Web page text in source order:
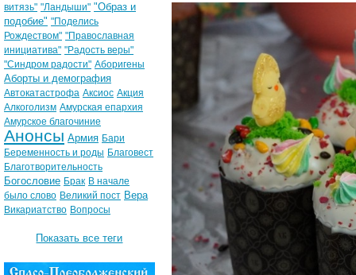
витязь" "Ландыши" "Образ и
подобие" "Поделись
Рождеством" "Православная
инициатива" "Радость веры"
"Синдром радости" Аборигены
Аборты и демография
Автокатастрофа Аксиос Акция
Алкоголизм Амурская епархия
Амурское благочиние
Анонсы Армия Бари
Беременность и роды Благовест
Благотворительность
Богословие Брак В начале
было слово Великий пост Вера
Викариатство Вопросы
Показать все теги